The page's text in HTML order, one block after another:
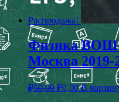
Распродажа!
Физика ВОШ
Москва 2019-
₽50,00 ₽0,00 В